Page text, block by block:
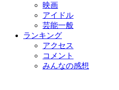
映画
アイドル
芸能一般
ランキング
アクセス
コメント
みんなの感想